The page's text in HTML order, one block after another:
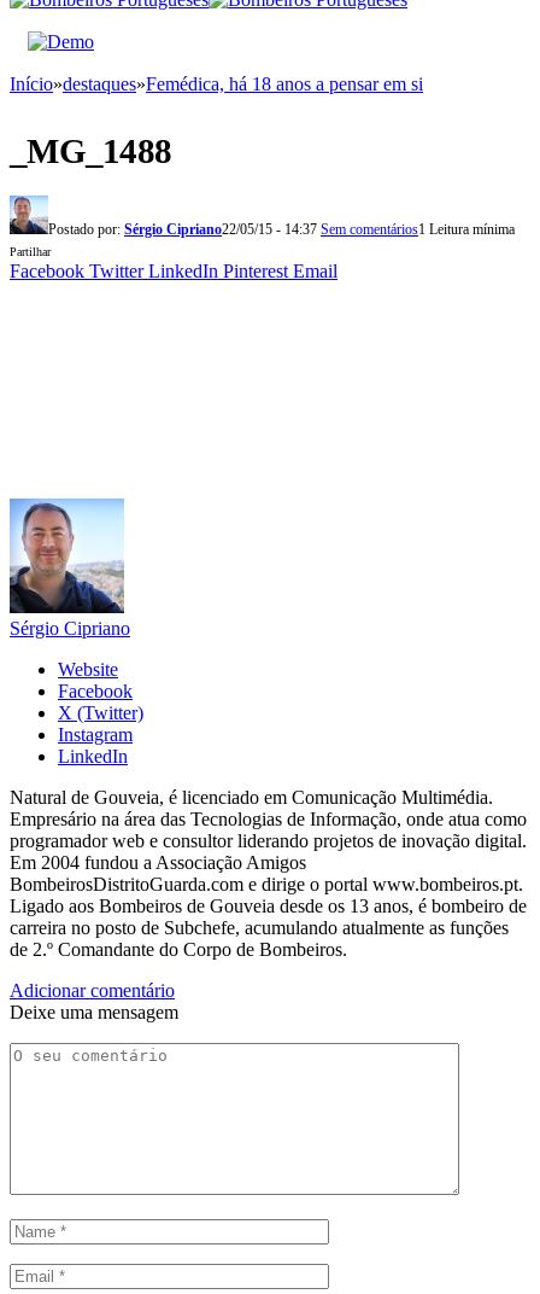
Início»destaques»Femédica, há 18 anos a pensar em si
_MG_1488
Postado por: Sérgio Cipriano22/05/15 - 14:37 Sem comentários1 Leitura mínima
Partilhar
Facebook Twitter LinkedIn Pinterest Email
Sérgio Cipriano
Website
Facebook
X (Twitter)
Instagram
LinkedIn
Natural de Gouveia, é licenciado em Comunicação Multimédia.
Empresário na área das Tecnologias de Informação, onde atua como
programador web e consultor liderando projetos de inovação digital.
Em 2004 fundou a Associação Amigos
BombeirosDistritoGuarda.com e dirige o portal www.bombeiros.pt.
Ligado aos Bombeiros de Gouveia desde os 13 anos, é bombeiro de
carreira no posto de Subchefe, acumulando atualmente as funções
de 2.º Comandante do Corpo de Bombeiros.
Adicionar comentário
Deixe uma mensagem